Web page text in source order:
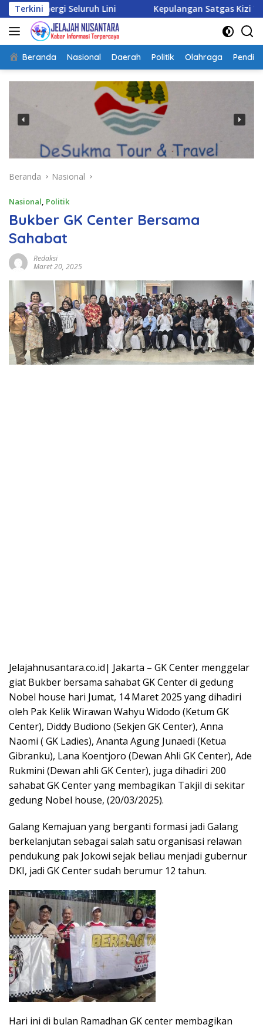
Langsung
ke
konten
Terkini
Lini Kepulangan Satgas Kizi TNI Kontingen
Beranda Nasional Daerah Politik Olahraga
Beranda Nasional
Nasional, Politik
Bukber GK Center Bersama
Sahabat
Redaksi
Maret 20, 2025
Jelajahnusantara.co.id| Jakarta – GK Center menggelar
giat Bukber bersama sahabat GK Center di gedung
Nobel house hari Jumat, 14 Maret 2025 yang dihadiri
oleh Pak Kelik Wirawan Wahyu Widodo (Ketum GK
Center), Diddy Budiono (Sekjen GK Center), Anna
Naomi ( GK Ladies), Ananta Agung Junaedi (Ketua
Gibranku), Lana Koentjoro (Dewan Ahli GK Center), Ade
Rukmini (Dewan ahli GK Center), juga dihadiri 200
sahabat GK Center yang membagikan Takjil di sekitar
gedung Nobel house, (20/03/2025).
Galang Kemajuan yang berganti formasi jadi Galang
berkelanjutan sebagai salah satu organisasi relawan
pendukung pak Jokowi sejak beliau menjadi gubernur
DKI, jadi GK Center sudah berumur 12 tahun.
Hari ini di bulan Ramadhan GK center membagikan